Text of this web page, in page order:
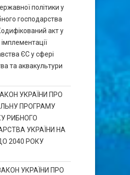
політики у
господарства
акт у
імплементації
ЄС у сфері
та аквакультури
УКРАЇНИ ПРО
ПРОГРАМУ
РИБНОГО
УКРАЇНИ НА
2040 РОКУ
УКРАЇНИ ПРО